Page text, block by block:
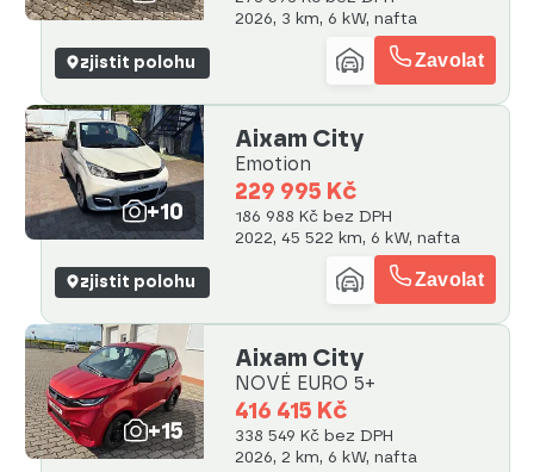
2026, 3 km, 6 kW, nafta
zjistit polohu Zavolat
+10
Aixam City
Emotion
229 995 Kč
186 988 Kč bez DPH
2022, 45 522 km, 6 kW, nafta
zjistit polohu Zavolat
+15
Aixam City
NOVÉ EURO 5+
416 415 Kč
338 549 Kč bez DPH
2026, 2 km, 6 kW, nafta